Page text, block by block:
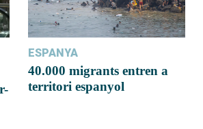
ESPANYA
40.000 migrants entren a
territori espanyol